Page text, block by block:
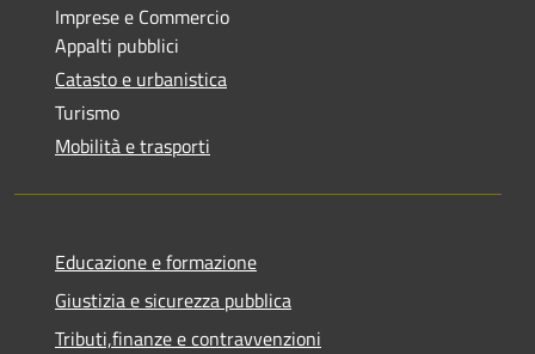
Imprese e Commercio
Appalti pubblici
Catasto e urbanistica
Turismo
Mobilità e trasporti
Educazione e formazione
Giustizia e sicurezza pubblica
Tributi,finanze e contravvenzioni